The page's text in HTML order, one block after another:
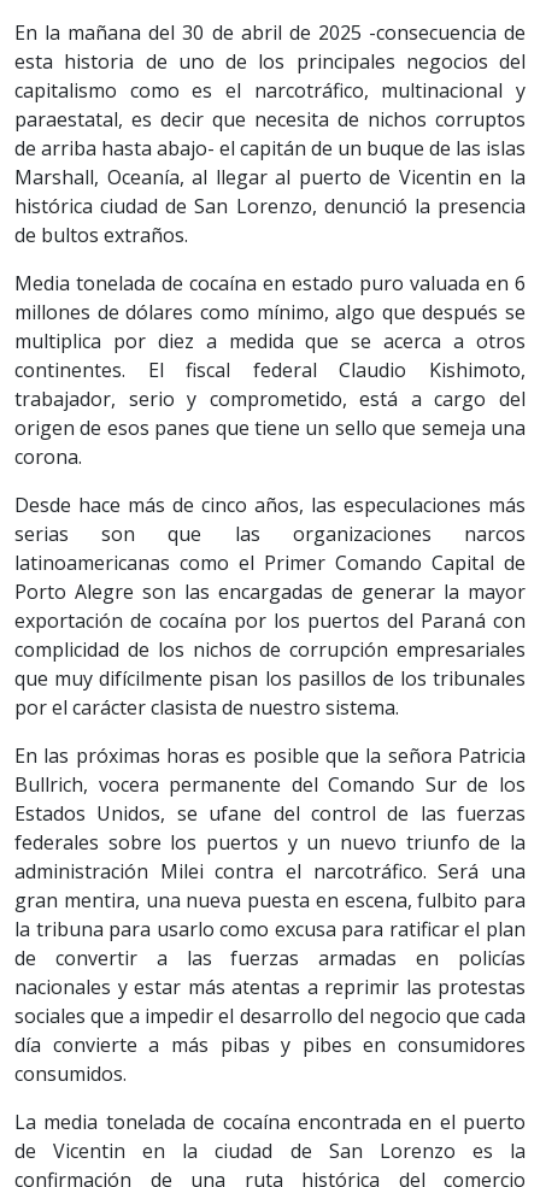
En la mañana del 30 de abril de 2025 -consecuencia de
esta historia de uno de los principales negocios del
capitalismo como es el narcotráfico, multinacional y
paraestatal, es decir que necesita de nichos corruptos
de arriba hasta abajo- el capitán de un buque de las islas
Marshall, Oceanía, al llegar al puerto de Vicentin en la
histórica ciudad de San Lorenzo, denunció la presencia
de bultos extraños.
Media tonelada de cocaína en estado puro valuada en 6
millones de dólares como mínimo, algo que después se
multiplica por diez a medida que se acerca a otros
continentes. El fiscal federal Claudio Kishimoto,
trabajador, serio y comprometido, está a cargo del
origen de esos panes que tiene un sello que semeja una
corona.
Desde hace más de cinco años, las especulaciones más
serias son que las organizaciones narcos
latinoamericanas como el Primer Comando Capital de
Porto Alegre son las encargadas de generar la mayor
exportación de cocaína por los puertos del Paraná con
complicidad de los nichos de corrupción empresariales
que muy difícilmente pisan los pasillos de los tribunales
por el carácter clasista de nuestro sistema.
En las próximas horas es posible que la señora Patricia
Bullrich, vocera permanente del Comando Sur de los
Estados Unidos, se ufane del control de las fuerzas
federales sobre los puertos y un nuevo triunfo de la
administración Milei contra el narcotráfico. Será una
gran mentira, una nueva puesta en escena, fulbito para
la tribuna para usarlo como excusa para ratificar el plan
de convertir a las fuerzas armadas en policías
nacionales y estar más atentas a reprimir las protestas
sociales que a impedir el desarrollo del negocio que cada
día convierte a más pibas y pibes en consumidores
consumidos.
La media tonelada de cocaína encontrada en el puerto
de Vicentin en la ciudad de San Lorenzo es la
confirmación de una ruta histórica del comercio